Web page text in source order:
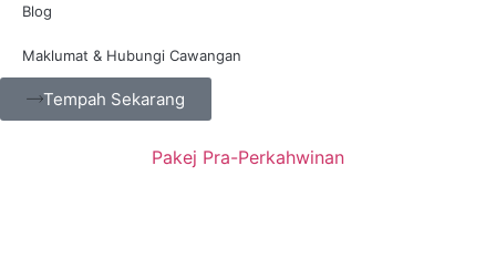
Blog
Maklumat & Hubungi Cawangan
Tempah Sekarang
Pakej Pra-Perkahwinan